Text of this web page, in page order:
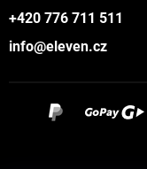
+420 776 711 511
info@eleven.cz